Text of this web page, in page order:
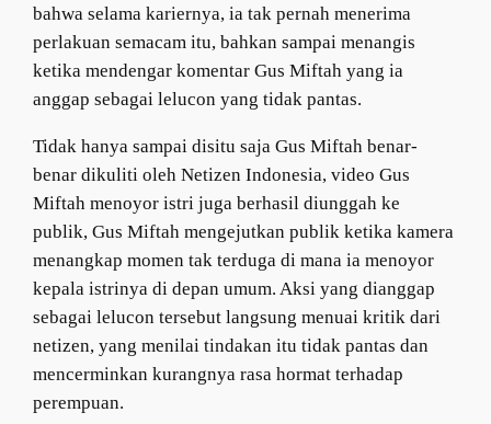
bahwa selama kariernya, ia tak pernah menerima
perlakuan semacam itu, bahkan sampai menangis
ketika mendengar komentar Gus Miftah yang ia
anggap sebagai lelucon yang tidak pantas.
Tidak hanya sampai disitu saja Gus Miftah benar-
benar dikuliti oleh Netizen Indonesia, video Gus
Miftah menoyor istri juga berhasil diunggah ke
publik, Gus Miftah mengejutkan publik ketika kamera
menangkap momen tak terduga di mana ia menoyor
kepala istrinya di depan umum. Aksi yang dianggap
sebagai lelucon tersebut langsung menuai kritik dari
netizen, yang menilai tindakan itu tidak pantas dan
mencerminkan kurangnya rasa hormat terhadap
perempuan.